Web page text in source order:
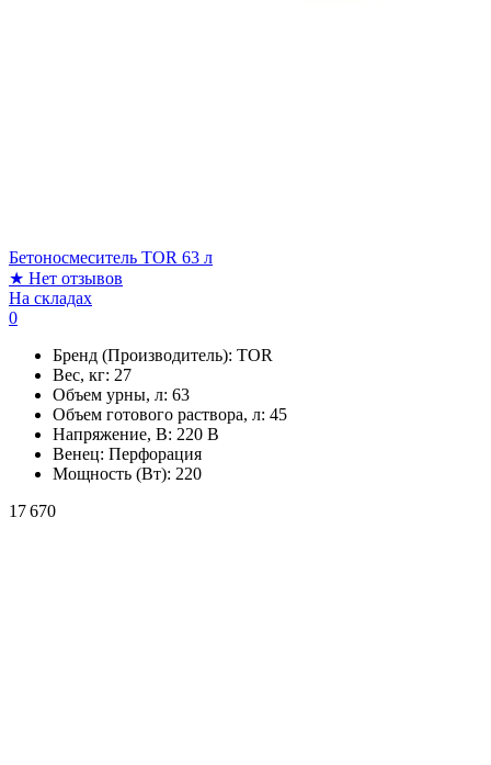
Бетоносмеситель TOR 63 л
★ Нет отзывов
На складах
0
Бренд (Производитель): TOR
Вес, кг: 27
Объем урны, л: 63
Объем готового раствора, л: 45
Напряжение, В: 220 В
Венец: Перфорация
Мощность (Вт): 220
17 670